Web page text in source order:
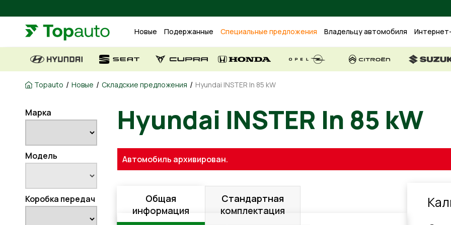
Новые Подержанные Специальные предложения Владельцу автомобиля
Topauto / Новые / Складские предложения / Hyundai INSTER In 85 kW
Марка
Модель
Коробка передач
Hyundai INSTER In 85 kW
Автомобиль архивирован.
Общая
информация
Стандартная
комплектация